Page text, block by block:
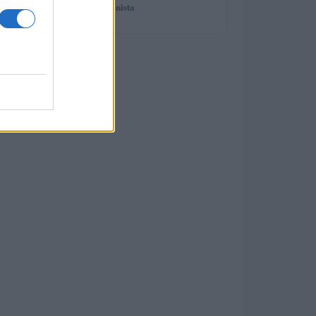
spiega il professionista